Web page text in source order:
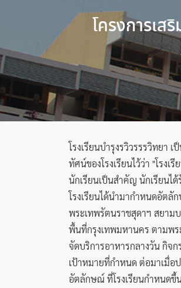
โครงการเ
โรงเรียนบำรุงรวิวรรรวิทยา
ทัศน์ของโรงเรียนไว้ว่า "โรง
นักเรียนเป็นสำคัญ นักเรียนไ
โรงเรียนได้นำมากำหนดอัตลั
พระเทพรัตนราชสุดาฯ สยาม
พื้นที่กรุงเทพมหานคร ตามพร
จัดบริการอาหารกลางวัน กิจก
เป้าหมายที่กำหนด ต่อมาเมื่อ
อัตลักษณ์ ที่โรงเรียนกำหนดขึ้